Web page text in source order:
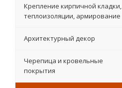
Крепление кирпичной кладки,
теплоизоляции, армирование
Архитектурный декор
Черепица и кровельные
покрытия